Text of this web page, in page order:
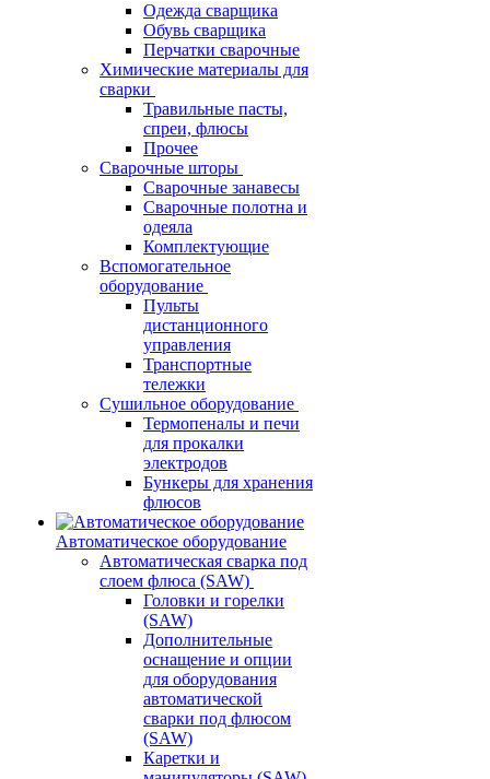
Одежда сварщика
Обувь сварщика
Перчатки сварочные
Химические материалы для
сварки
Травильные пасты,
спреи, флюсы
Прочее
Сварочные шторы
Сварочные занавесы
Сварочные полотна и
одеяла
Комплектующие
Вспомогательное
оборудование
Пульты
дистанционного
управления
Транспортные
тележки
Сушильное оборудование
Термопеналы и печи
для прокалки
электродов
Бункеры для хранения
флюсов
Автоматическое оборудование
Автоматическая сварка под
слоем флюса (SAW)
Головки и горелки
(SAW)
Дополнительные
оснащение и опции
для оборудования
автоматической
сварки под флюсом
(SAW)
Каретки и